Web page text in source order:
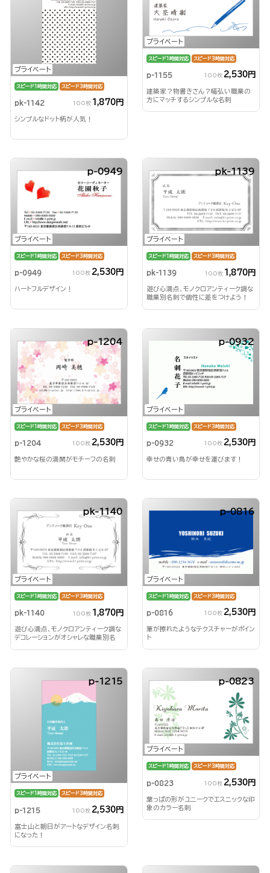
プライベート
スピード1時間対応 スピード3時間対応
pk-1142 100枚 1,870円
シンプルなドット柄が人気！
プライベート
スピード1時間対応 スピード3時間対応
p-1155 100枚 2,530円
建築家？物書きさん？幅弘い職業の
方にマッチするシンプルな名刺
プライベート
p-0949
スピード1時間対応 スピード3時間対応
p-0949 100枚 2,530円
ハートフルデザイン！
プライベート
pk-1139
スピード1時間対応 スピード3時間対応
pk-1139 100枚 1,870円
遊び心満点、モノクロアンティーク調な
職業別名刺で個性に差をつけよう！
プライベート
p-1204
スピード1時間対応 スピード3時間対応
p-1204 100枚 2,530円
艶やかな桜の満開がモチーフの名刺
プライベート
p-0932
スピード1時間対応 スピード3時間対応
p-0932 100枚 2,530円
幸せの青い鳥が幸せを運びます！
プライベート
pk-1140
スピード1時間対応 スピード3時間対応
pk-1140 100枚 1,870円
遊び心満点、モノクロアンティーク調な
デコレーションがオシャレな職業別名
プライベート
p-0816
スピード1時間対応 スピード3時間対応
p-0816 100枚 2,530円
筆が擦れたようなテクスチャーがポイン
ト
プライベート
p-1215
スピード1時間対応 スピード3時間対応
p-1215 100枚 2,530円
富士山と朝日がアートなデザイン名刺
になった！
プライベート
p-0823
スピード1時間対応 スピード3時間対応
p-0823 100枚 2,530円
葉っぱの形がユニークでエスニックな印
象のカラー名刺